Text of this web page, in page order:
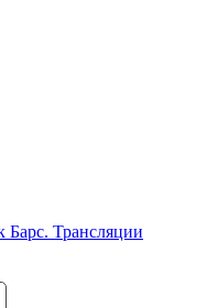
Барс. Трансляции